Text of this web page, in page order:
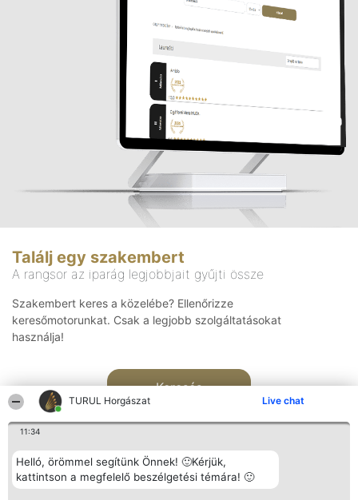
TURUL Horgászat Live chat
11:34
Helló, örömmel segítünk Önnek! 🙂Kérjük,
kattintson a megfelelő beszélgetési témára! 🙂
Találj egy szakembert
A rangsor az iparág legjobbjait gyűjti össze
Szakembert keres a közelébe? Ellenőrizze
keresőmotorunkat. Csak a legjobb szolgáltatásokat
használja!
Keresés